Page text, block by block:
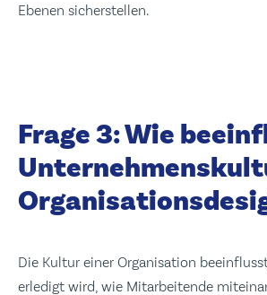
Ebenen sicherstellen.
Frage 3: Wie
Die Kultur einer Organisation
erledigt wird, wie Mitarbeitende